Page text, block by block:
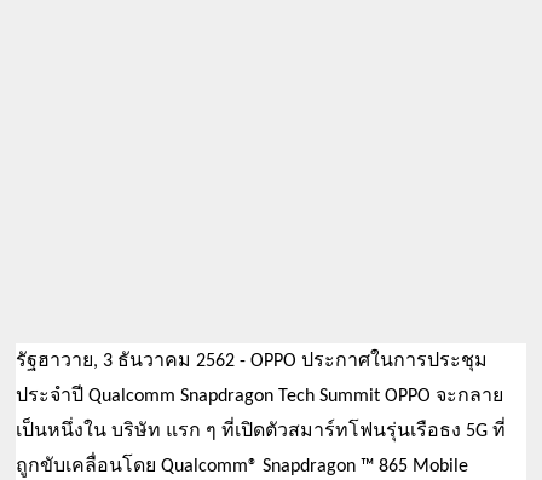
รัฐฮาวาย, 3 ธันวาคม 2562 - OPPO ประกาศในการประชุม
ประจำปี Qualcomm Snapdragon Tech Summit OPPO จะกลาย
เป็นหนึ่งใน บริษัท แรก ๆ ที่เปิดตัวสมาร์ทโฟนรุ่นเรือธง 5G ที่
ถูกขับเคลื่อนโดย Qualcomm® Snapdragon ™ 865 Mobile